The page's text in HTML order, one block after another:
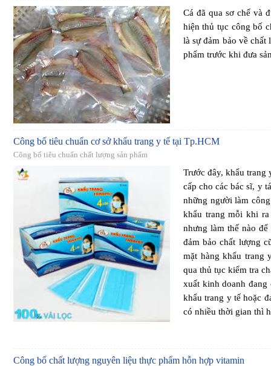
Cá đã qua sơ chế và
hiện thủ tục công bố
là sự đảm bảo về chất
phẩm trước khi đưa
Công bố tiêu chuẩn cơ sở khẩu trang y tế tại Tp.HCM
Công bố tiêu chuẩn chất lượng sản phẩm
Trước đây, khẩu trang
cấp cho các bác sĩ, y
những người làm
khẩu trang mỗi khi
nhưng làm thế nào
đảm bảo chất lượng
mặt hàng khẩu trang
qua thủ tục kiểm tra
xuất kinh doanh
khẩu trang y tế hoặc
có nhiều thời gian thì
Công bố chất lượng nguyên liệu thực phẩm hỗn hợp vitamin